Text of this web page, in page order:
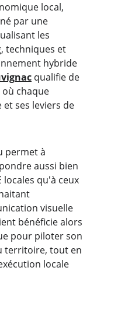
local,
par une
les
techniques et
hybride
qualifie de
chaque
ses leviers de
permet à
aussi bien
locales qu'à ceux
visuelle
bénéficie alors
pour piloter son
territoire, tout en
locale